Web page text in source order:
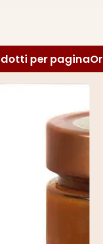
melanzane
la nostra varietà
e
per pagina